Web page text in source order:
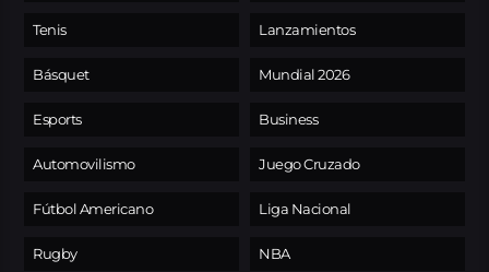
Tenis
Básquet
Esports
Automovilismo
Fútbol Americano
Rugby
Lanzamientos
Mundial 2026
Business
Juego Cruzado
Liga Nacional
NBA